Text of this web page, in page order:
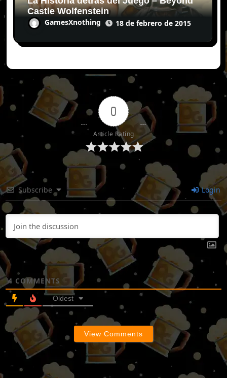
Castle Wolfenstein
GamesXnothing 18 de febrero de 2015
0
Article Rating
Subscribe Login
4 COMMENTS
Oldest
View Comments